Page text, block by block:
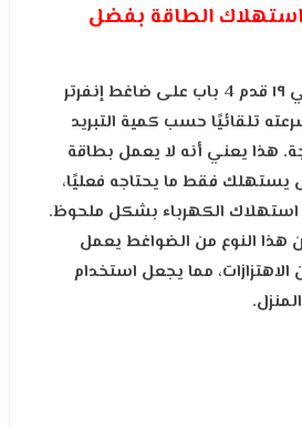
الطاقة بفضل
تعتمد ثلاجة هيتاشي ١٩ قدم 4 باب على ضاغط إنفرتر
تلقائيًا حسب كمية التبريد
هذا يعني أنه لا يعمل بطاقة
يستهلك فقط ما يحتاجه فعليًا،
استهلاك الكهرباء بشكل ملحوظ.
هذا النوع من الضواغط يعمل
مما يجعل استخدام